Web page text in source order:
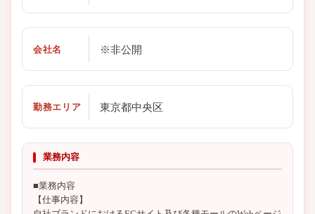
会社名 ※非公開
勤務エリア 東京都中央区
業務内容
■業務内容
【仕事内容】